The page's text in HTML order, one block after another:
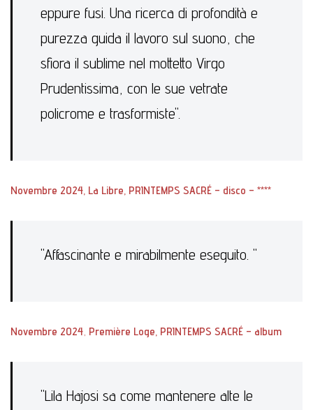
eppure fusi. Una ricerca di profondità e
purezza guida il lavoro sul suono, che
sfiora il sublime nel mottetto Virgo
Prudentissima, con le sue vetrate
policrome e trasformiste".
Novembre 2024, La Libre, PRINTEMPS SACRÉ – disco – ****
"Affascinante e mirabilmente eseguito. "
Novembre 2024 Première Loge, PRINTEMPS SACRÉ – album
"Lila Hajosi sa come mantenere alte le